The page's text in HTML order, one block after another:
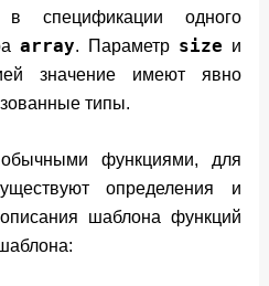
в спецификации одного
array. Параметр size и
значение имеют явно
типы.
функциями, для
определения и
шаблона функций